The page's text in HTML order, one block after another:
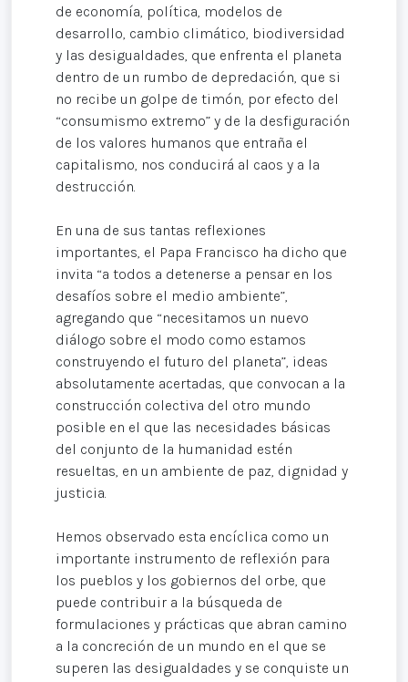
de economía, política, modelos de
desarrollo, cambio climático, biodiversidad
y las desigualdades, que enfrenta el planeta
dentro de un rumbo de depredación, que si
no recibe un golpe de timón, por efecto del
“consumismo extremo” y de la desfiguración
de los valores humanos que entraña el
capitalismo, nos conducirá al caos y a la
destrucción.
En una de sus tantas reflexiones
importantes, el Papa Francisco ha dicho que
invita “a todos a detenerse a pensar en los
desafíos sobre el medio ambiente”,
agregando que “necesitamos un nuevo
diálogo sobre el modo como estamos
construyendo el futuro del planeta”, ideas
absolutamente acertadas, que convocan a la
construcción colectiva del otro mundo
posible en el que las necesidades básicas
del conjunto de la humanidad estén
resueltas, en un ambiente de paz, dignidad y
justicia.
Hemos observado esta encíclica como un
importante instrumento de reflexión para
los pueblos y los gobiernos del orbe, que
puede contribuir a la búsqueda de
formulaciones y prácticas que abran camino
a la concreción de un mundo en el que se
superen las desigualdades y se conquiste un